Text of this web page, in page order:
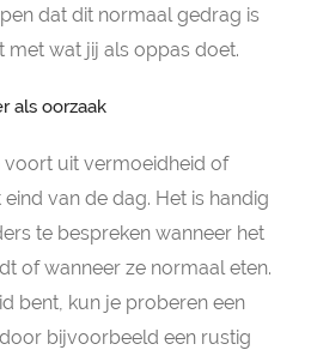
dat dit normaal gedrag is
met wat jij als oppas doet.
als oorzaak
uit vermoeidheid of
van de dag. Het is handig
te bespreken wanneer het
of wanneer ze normaal eten.
bent, kun je proberen een
bijvoorbeeld een rustig